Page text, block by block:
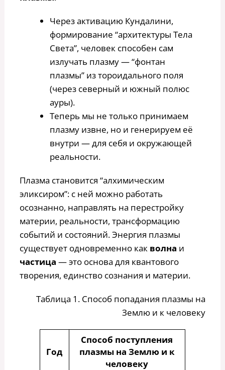
Через активацию Кундалини,
формирование “архитектуры Тела
Света”, человек способен сам
излучать плазму — “фонтан
плазмы” из тороидального поля
(через северный и южный полюс
ауры).
Теперь мы не только принимаем
плазму извне, но и генерируем её
внутри — для себя и окружающей
реальности.
Плазма становится “алхимическим
эликсиром”: с ней можно работать
осознанно, направлять на перестройку
материи, реальности, трансформацию
событий и состояний. Энергия плазмы
существует одновременно как волна и
частица — это основа для квантового
творения, единство сознания и материи.
Таблица 1. Способ попадания плазмы на
Землю и к человеку
Год
Способ поступления
плазмы на Землю и к
человеку